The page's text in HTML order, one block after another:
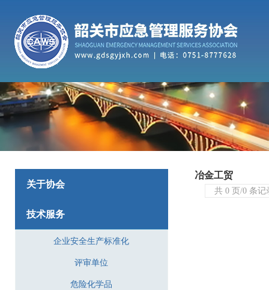
关于协会
技术服务
企业安全生产标准化
评审单位
危险化学品
冶金工贸
共 0 页/0 条记